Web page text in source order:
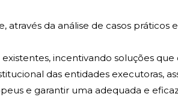
da análise de casos práticos
incentivando soluções
das entidades executoras,
e garantir uma adequada e